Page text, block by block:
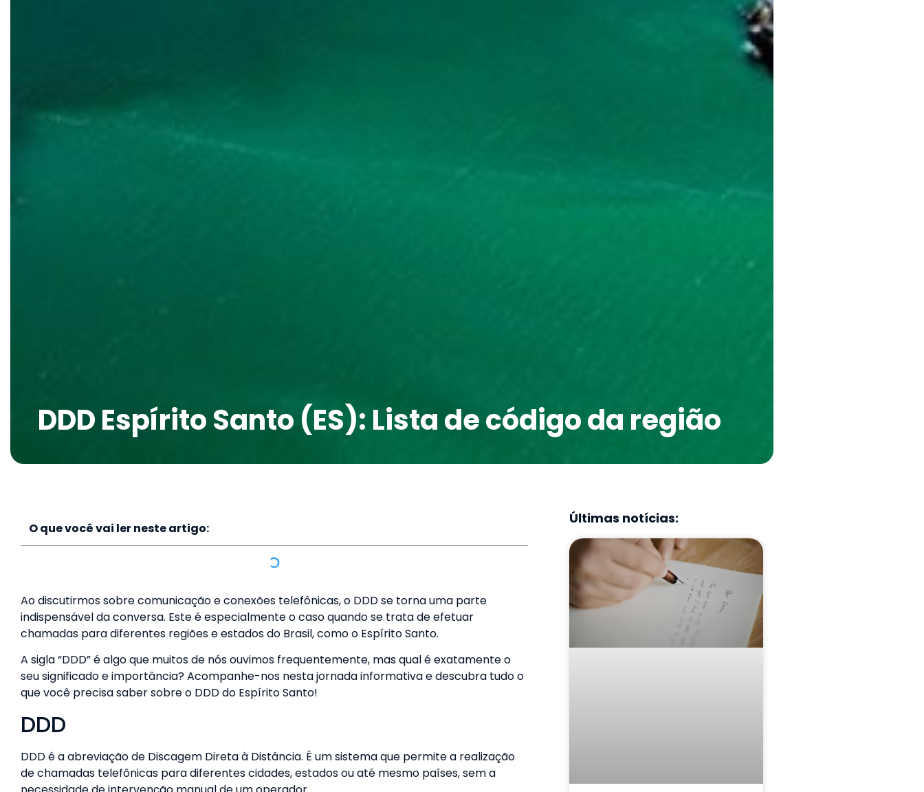
DDD Espírito Santo (ES): Lista de código da região
O que você vai ler neste artigo:
Ao discutirmos sobre comunicação e conexões telefônicas, o DDD se torna uma parte
indispensável da conversa. Este é especialmente o caso quando se trata de efetuar
chamadas para diferentes regiões e estados do Brasil, como o Espírito Santo.
A sigla “DDD” é algo que muitos de nós ouvimos frequentemente, mas qual é exatamente o
seu significado e importância? Acompanhe-nos nesta jornada informativa e descubra tudo o
que você precisa saber sobre o DDD do Espírito Santo!
DDD
DDD é a abreviação de Discagem Direta à Distância. É um sistema que permite a realização
de chamadas telefônicas para diferentes cidades, estados ou até mesmo países, sem a
Últimas notícias: